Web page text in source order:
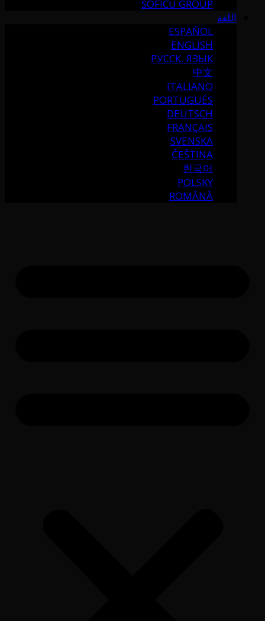
SOFICU GROUP
اللغة
ESPAÑOL
ENGLISH
РУССК. ЯЗЫК
中文
ITALIANO
PORTUGUÉS
DEUTSCH
FRANÇAIS
SVENSKA
ČEŠTINA
한국어
POLSKY
ROMÂNĂ